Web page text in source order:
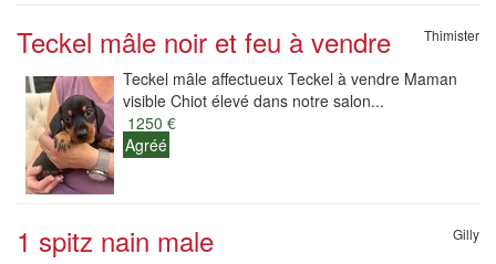
Teckel mâle noir et feu à vendre Thimister
Teckel mâle affectueux Teckel à vendre Maman
visible Chiot élevé dans notre salon...
1250 €
Agréé
1 spitz nain male Gilly